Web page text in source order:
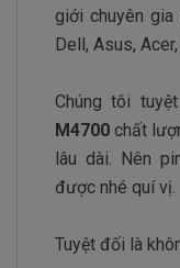
giới chuyên
Dell, Asus,
Chúng tôi
M4700chất
lâu dài. Nên
được nhé quí vị.
Tuyệt đối là